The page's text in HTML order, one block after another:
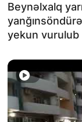
Beynəlxalq
yekun vurulub